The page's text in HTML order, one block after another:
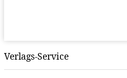
Verlags-Service